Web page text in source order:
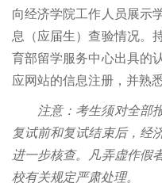
向经济学院工作人员展示
息（应届生）查验情况。
育部留学服务中心出具的
应网站的信息注册，并熟
注意：考生须对全部
复试前和复试结束后，经
进一步核查。凡弄虚作假
校有关规定严肃处理。